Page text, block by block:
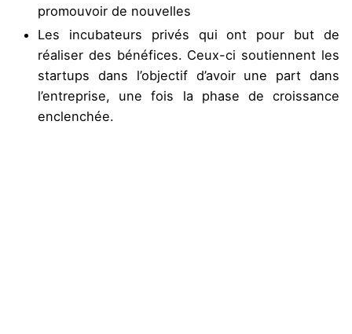
promouvoir de nouvelles
Les incubateurs privés qui ont pour but de
réaliser des bénéfices. Ceux-ci soutiennent les
startups dans l’objectif d’avoir une part dans
l’entreprise, une fois la phase de croissance
enclenchée.